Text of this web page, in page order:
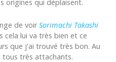
origines qui déplaisent.
de voirSorimachi Takashi
cela lui va très bien et ce
que j'ai trouvé très bon. Au
tous très attachants.